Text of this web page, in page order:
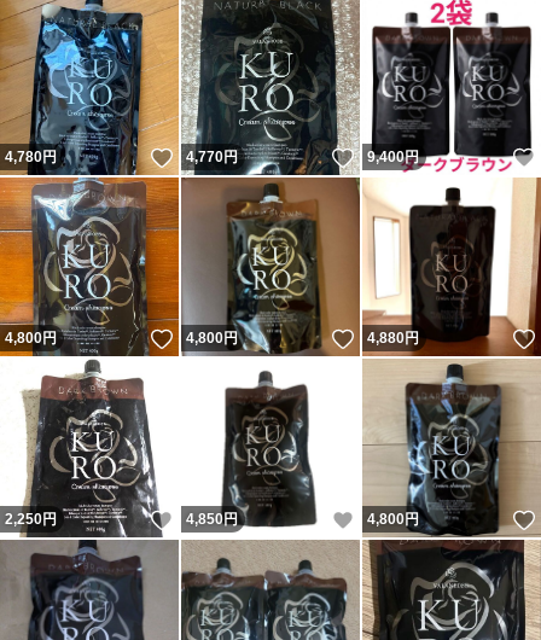
4,780円 いいね！
4,770円 いいね！
9,400円
4,800円 いいね！
4,800円 いいね！
4,880円
2,250円 いいね！
4,850円 いいね！
4,800円